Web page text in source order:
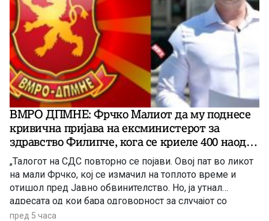
ВМРО ДПМНЕ: Фрчко Малиот да му поднесе
кривична пријава на ексминистерот за
здравство Филипче, кога се криеле 400 наоди
за неисправна вода во Гостивар!
„Талогот на СДС повторно се појави. Овој пат во ликот
на мали Фрчко, кој се измачил на топлото време и
отишол пред Јавно обвинителство. Но, ја утнал
адресата од кои бара одговорност за случајот со
водата во Гостивар.“ – реагира ВМРО ДПМНЕ.
пред 5 часа